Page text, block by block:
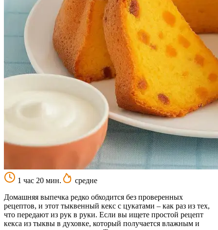
1 час 20 мин.
средне
Домашняя выпечка редко обходится без проверенных
рецептов, и этот тыквенный кекс с цукатами – как раз из тех,
что передают из рук в руки. Если вы ищете простой рецепт
кекса из тыквы в духовке, который получается влажным и